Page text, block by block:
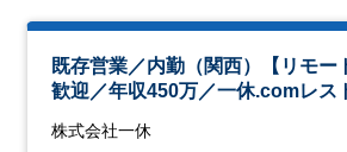
既存営業／内勤（関西）【リモー
歓迎／年収450万／一休.comレス
株式会社一休